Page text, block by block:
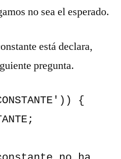
no sea el esperado.
está declara,
pregunta.
{